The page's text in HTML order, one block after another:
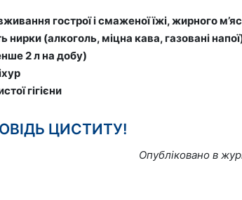
гострої і смаженої їжі, жирного
(алкоголь, міцна кава, газовані
2 л на добу)
гігієни
ЦИСТИТУ!
Опубліковано в